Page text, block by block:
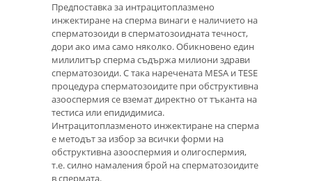
Предпоставка за интрацитоплазмено
инжектиране на сперма винаги е наличието на
сперматозоиди в сперматозоидната течност,
дори ако има само няколко. Обикновено един
милилитър сперма съдържа милиони здрави
сперматозоиди. С така наречената MESA и TESE
процедура сперматозоидите при обструктивна
азооспермия се вземат директно от тъканта на
тестиса или епидидимиса.
Интрацитоплазменото инжектиране на сперма
е методът за избор за всички форми на
обструктивна азооспермия и олигоспермия,
т.е. силно намаления брой на сперматозоидите
в спермата.